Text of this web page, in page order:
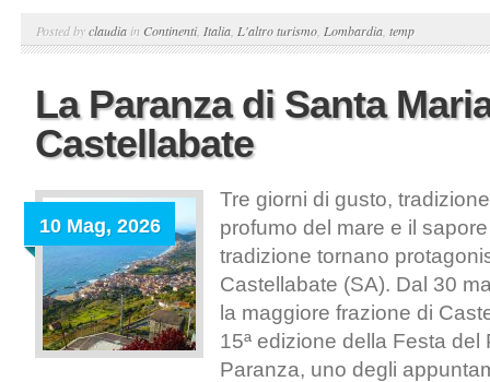
Posted byclaudia in Continenti, Italia L'altro turismo Lombardia temp
La Paranza di Santa
Castellabate
10 Mag, 2026
Tre giorni di gusto,
profumo del mare e il
tradizione tornano
Castellabate (SA). Dal 30
la maggiore frazione di
15ª edizione della Festa del
Paranza, uno degli